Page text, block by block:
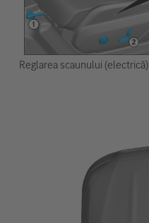
Reglarea scaunului (electrică)